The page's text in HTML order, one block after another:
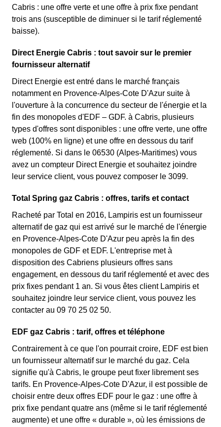
Cabris : une offre verte et une offre à prix fixe pendant
trois ans (susceptible de diminuer si le tarif réglementé
baisse).
Direct Energie Cabris : tout savoir sur le premier
fournisseur alternatif
Direct Energie est entré dans le marché français
notamment en Provence-Alpes-Cote D'Azur suite à
l'ouverture à la concurrence du secteur de l'énergie et la
fin des monopoles d'EDF – GDF. à Cabris, plusieurs
types d'offres sont disponibles : une offre verte, une offre
web (100% en ligne) et une offre en dessous du tarif
réglementé. Si dans le 06530 (Alpes-Maritimes) vous
avez un compteur Direct Energie et souhaitez joindre
leur service client, vous pouvez composer le 3099.
Total Spring gaz Cabris : offres, tarifs et contact
Racheté par Total en 2016, Lampiris est un fournisseur
alternatif de gaz qui est arrivé sur le marché de l'énergie
en Provence-Alpes-Cote D'Azur peu après la fin des
monopoles de GDF et EDF. L'entreprise met à
disposition des Cabriens plusieurs offres sans
engagement, en dessous du tarif réglementé et avec des
prix fixes pendant 1 an. Si vous êtes client Lampiris et
souhaitez joindre leur service client, vous pouvez les
contacter au 09 70 25 02 50.
EDF gaz Cabris : tarif, offres et téléphone
Contrairement à ce que l'on pourrait croire, EDF est bien
un fournisseur alternatif sur le marché du gaz. Cela
signifie qu'à Cabris, le groupe peut fixer librement ses
tarifs. En Provence-Alpes-Cote D'Azur, il est possible de
choisir entre deux offres EDF pour le gaz : une offre à
prix fixe pendant quatre ans (même si le tarif réglementé
augmente) et une offre « durable », où les émissions de